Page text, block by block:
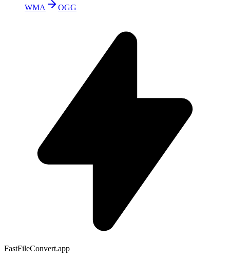
WMA
OGG
FastFileConvert.app